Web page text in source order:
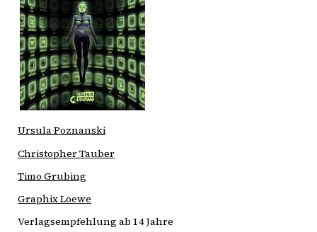
Ursula Poznanski
Christopher Tauber
Timo Grubing
Graphix Loewe
Verlagsempfehlung ab 14 Jahre